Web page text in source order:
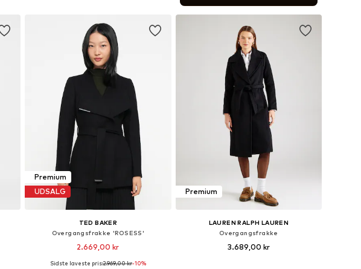
Premium
UDSALG
TED BAKER
Overgangsfrakke 'ROSESS'
2.669,00 kr
Sidste laveste pris:2.969,00 kr-10%
Premium
LAUREN RALPH LAUREN
Overgangsfrakke
3.689,00 kr